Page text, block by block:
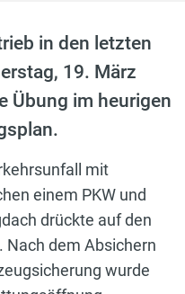
in den letzten
19. März
Übung im heurigen
mit
einem PKW und
drückte auf den
Nach dem Absichern
wurde